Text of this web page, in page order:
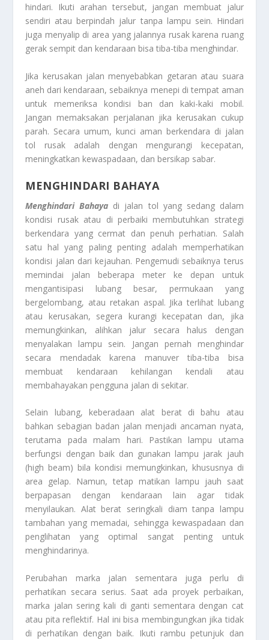
hindari. Ikuti arahan tersebut, jangan membuat jalur
sendiri atau berpindah jalur tanpa lampu sein. Hindari
juga menyalip di area yang jalannya rusak karena ruang
gerak sempit dan kendaraan bisa tiba-tiba menghindar.
Jika kerusakan jalan menyebabkan getaran atau suara
aneh dari kendaraan, sebaiknya menepi di tempat aman
untuk memeriksa kondisi ban dan kaki-kaki mobil.
Jangan memaksakan perjalanan jika kerusakan cukup
parah. Secara umum, kunci aman berkendara di jalan
tol rusak adalah dengan mengurangi kecepatan,
meningkatkan kewaspadaan, dan bersikap sabar.
MENGHINDARI BAHAYA
Menghindari Bahaya di jalan tol yang sedang dalam
kondisi rusak atau di perbaiki membutuhkan strategi
berkendara yang cermat dan penuh perhatian. Salah
satu hal yang paling penting adalah memperhatikan
kondisi jalan dari kejauhan. Pengemudi sebaiknya terus
memindai jalan beberapa meter ke depan untuk
mengantisipasi lubang besar, permukaan yang
bergelombang, atau retakan aspal. Jika terlihat lubang
atau kerusakan, segera kurangi kecepatan dan, jika
memungkinkan, alihkan jalur secara halus dengan
menyalakan lampu sein. Jangan pernah menghindar
secara mendadak karena manuver tiba-tiba bisa
membuat kendaraan kehilangan kendali atau
membahayakan pengguna jalan di sekitar.
Selain lubang, keberadaan alat berat di bahu atau
bahkan sebagian badan jalan menjadi ancaman nyata,
terutama pada malam hari. Pastikan lampu utama
berfungsi dengan baik dan gunakan lampu jarak jauh
(high beam) bila kondisi memungkinkan, khususnya di
area gelap. Namun, tetap matikan lampu jauh saat
berpapasan dengan kendaraan lain agar tidak
menyilaukan. Alat berat seringkali diam tanpa lampu
tambahan yang memadai, sehingga kewaspadaan dan
penglihatan yang optimal sangat penting untuk
menghindarinya.
Perubahan marka jalan sementara juga perlu di
perhatikan secara serius. Saat ada proyek perbaikan,
marka jalan sering kali di ganti sementara dengan cat
atau pita reflektif. Hal ini bisa membingungkan jika tidak
di perhatikan dengan baik. Ikuti rambu petunjuk dan